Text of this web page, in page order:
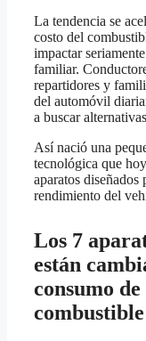
La tendencia se
costo del
impactar
familiar.
repartidores y
del automóvil
a buscar
Así nació una
tecnológica que
aparatos diseñados
rendimiento del
Los 7
están
consumo de
combustible